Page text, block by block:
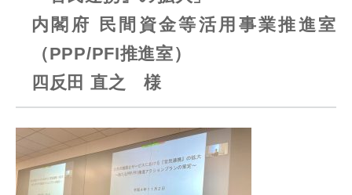
内閣府 民間資金等活用事業推進室
（PPP/PFI推進室）
四反田 直之 様